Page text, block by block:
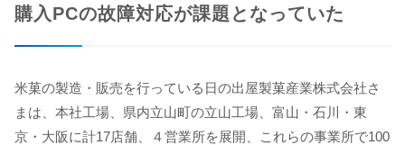
購入PCの故障対応が課題となっていた
米菓の製造・販売を行っている日の出屋製菓産業株式会社さ
まは、本社工場、県内立山町の立山工場、富山・石川・東
京・大阪に計17店舗、４営業所を展開、これらの事業所で100